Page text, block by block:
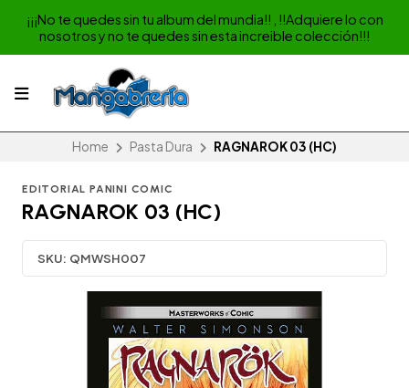
¡¡¡No te quedes sin tu album del mundia!! , !!Adquiere lo con
nosotros y no te quedes sin esta increible colección!!!
Home Pasta Dura RAGNAROK 03 (HC)
EDITORIAL PANINI COMIC
RAGNAROK 03 (HC)
SKU: QMWSH007